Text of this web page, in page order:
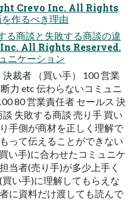
Crevo Inc. All Rights
作るべき理由
る商談と失敗する商談の違
All Rights Reserved.
ニケーション
裁者 （買い⼿） 100 営業
⼒ etc 伝わらないコミュニ
80 営業責任者 セールス 決
失敗する商談 売り⼿ 買い
⼿側が商材を正しく理解で
って伝えることができない
い⼿)に合わせたコミュニケ
当者(売り⼿)が多少上⼿く
い⼿)に理解してもらえな
に資料だけ渡しても読んで